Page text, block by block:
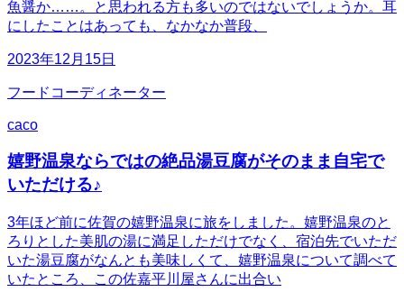
魚醤か……。と思われる方も多いのではないでしょうか。耳
にしたことはあっても、なかなか普段、
2023年12月15日
フードコーディネーター
caco
嬉野温泉ならではの絶品湯豆腐がそのまま自宅で
いただける♪
3年ほど前に佐賀の嬉野温泉に旅をしました。嬉野温泉のと
ろりとした美肌の湯に満足しただけでなく、宿泊先でいただ
いた湯豆腐がなんとも美味しくて、嬉野温泉について調べて
いたところ、この佐嘉平川屋さんに出合い